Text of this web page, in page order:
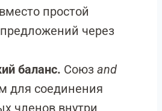
простой
через
баланс. Союз and
для соединения
членов внутри